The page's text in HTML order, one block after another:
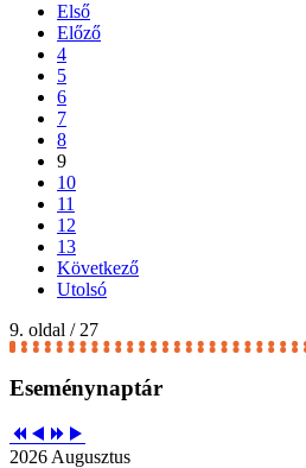
Első
Előző
4
5
6
7
8
9
10
11
12
13
Következő
Utolsó
9. oldal / 27
Eseménynaptár
2026 Augusztus